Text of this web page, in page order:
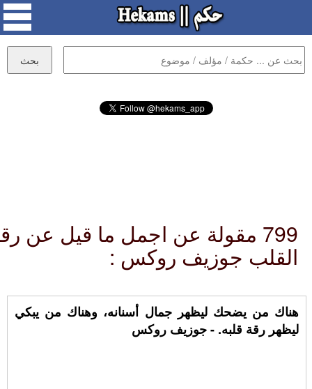
799 مقولة عن اجمل ما قيل عن
القلب جوزيف روكس :
هناك من يضحك ليظهر جمال أسنانه، وهناك من يبكي
ليظهر رقة قلبه. - جوزيف روكس